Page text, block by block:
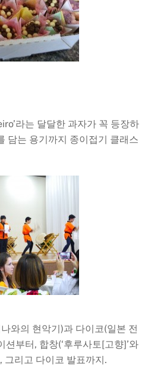
라는 달달한 과자가 꼭 등장하
담는 용기까지 종이접기 클래스
와의 현악기)과 다이코(일본 전
션부터, 합창(‘후루사토[고향]’와
그리고 다이코 발표까지.